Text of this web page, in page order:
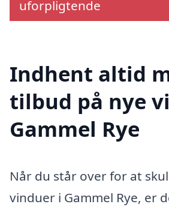
uforpligtende
Indhent altid
tilbud på nye
Gammel Rye
Når du står over for at
vinduer i Gammel Rye, er